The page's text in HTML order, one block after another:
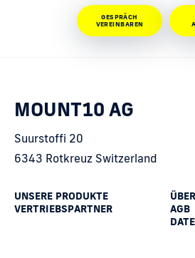
GESPRÄCH
VEREINBAREN
MOUNT10 AG
Suurstoffi 20
6343 Rotkreuz Switzerland
UNSERE PRODUKTE
VERTRIEBSPARTNER
AGB